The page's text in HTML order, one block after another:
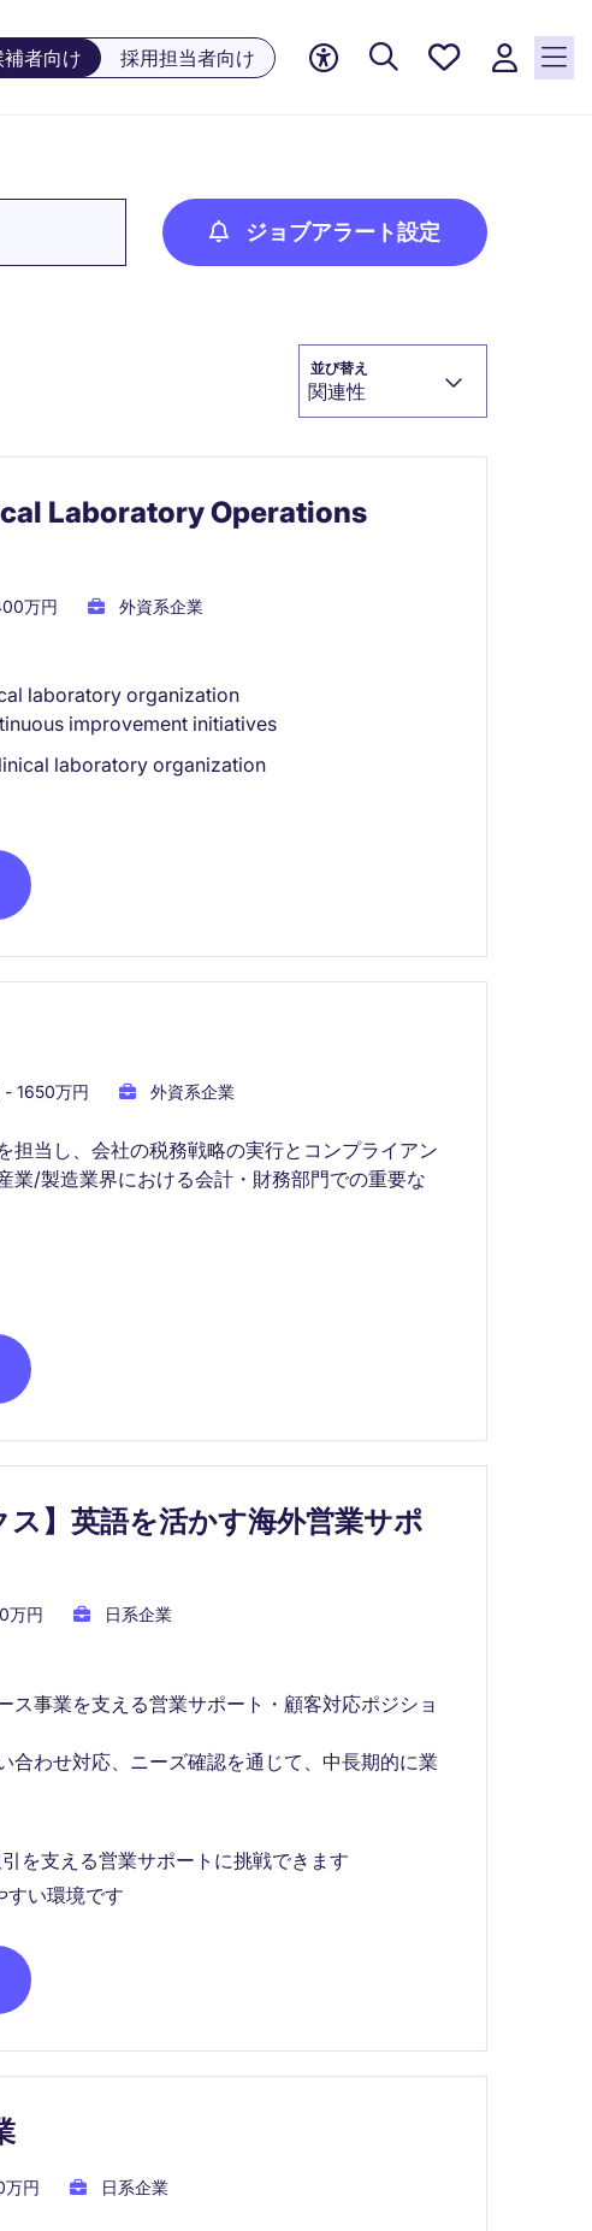
補者向け 採用担当者向け
お気に
リスト
に保存
されて
ジョブアラート設定
並び替え
関連性
Laboratory Operations
万円
外資系企業
laboratory organization
improvement initiatives
laboratory organization
- 1650万円 外資系企業
担当し、会社の税務戦略の実行とコンプライアン
業/製造業界における会計・財務部門での重要な
ス】英語を活かす海外営業サポ
万円
日系企業
事業を支える営業サポート・顧客対応ポジショ
合わせ対応、ニーズ確認を通じて、中長期的に業
を支える営業サポートに挑戦できます
すい環境です
円 日系企業